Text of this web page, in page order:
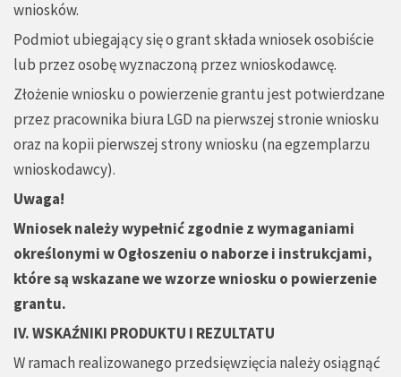
wniosków.
Podmiot ubiegający się o grant składa wniosek osobiście
lub przez osobę wyznaczoną przez wnioskodawcę.
Złożenie wniosku o powierzenie grantu jest potwierdzane
przez pracownika biura LGD na pierwszej stronie wniosku
oraz na kopii pierwszej strony wniosku (na egzemplarzu
wnioskodawcy).
Uwaga!
Wniosek należy wypełnić zgodnie z wymaganiami
określonymi w Ogłoszeniu o naborze i instrukcjami,
które są wskazane we wzorze wniosku o powierzenie
grantu.
IV. WSKAŹNIKI PRODUKTU I REZULTATU
W ramach realizowanego przedsięwzięcia należy osiągnąć